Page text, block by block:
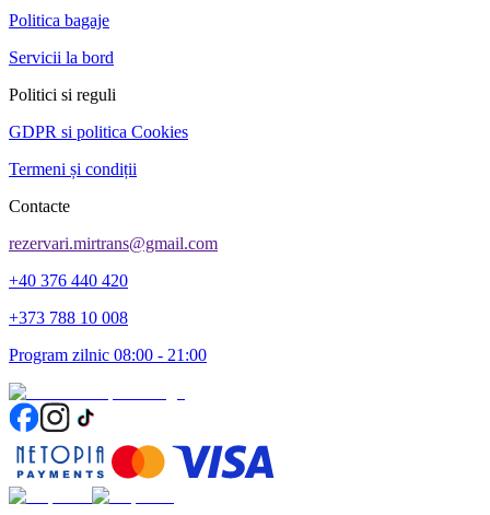
Politica bagaje
Servicii la bord
Politici si reguli
GDPR si politica Cookies
Termeni și condiții
Contacte
rezervari.mirtrans@gmail.com
+40 376 440 420
+373 788 10 008
Program zilnic 08:00 - 21:00